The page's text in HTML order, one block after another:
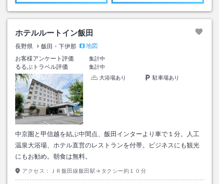
ホテルルートイン飯田
長野県 飯田・下伊那
地図
お客様アンケート評価
集計中
るるぶトラベル評価
集計中
大浴場あり
駐車場あり
中京圏と甲信越を結ぶ中間点、飯田インターより車で１分。人工
温泉大浴場、ホテル直営のレストランを付帯。ビジネスにも観光
にもお勧め。朝食は無料。
アクセス： ＪＲ飯田線飯田駅→タクシー約１０分